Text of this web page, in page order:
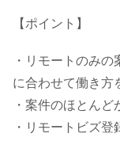
【ポイント】
・リモートのみ
に合わせて働き方
・案件のほとん
・リモートビズ